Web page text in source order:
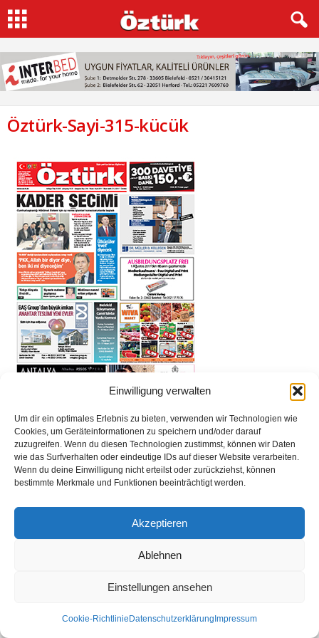
Einwilligung verwalten
Um dir ein optimales Erlebnis zu bieten, verwenden wir Technologien wie
Cookies, um Geräteinformationen zu speichern und/oder darauf
zuzugreifen. Wenn du diesen Technologien zustimmst, können wir Daten
wie das Surfverhalten oder eindeutige IDs auf dieser Website verarbeiten.
Wenn du deine Einwilligung nicht erteilst oder zurückziehst, können
bestimmte Merkmale und Funktionen beeinträchtigt werden.
Akzeptieren
Ablehnen
Einstellungen ansehen
Cookie-Richtlinie Datenschutzerklärung Impressum
Öztürk-Sayi-315-kücük